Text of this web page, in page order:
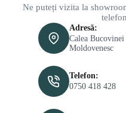
Ne puteți vizita la
Adresă:
Calea
Moldovenesc
Telefon:
0750 418 428